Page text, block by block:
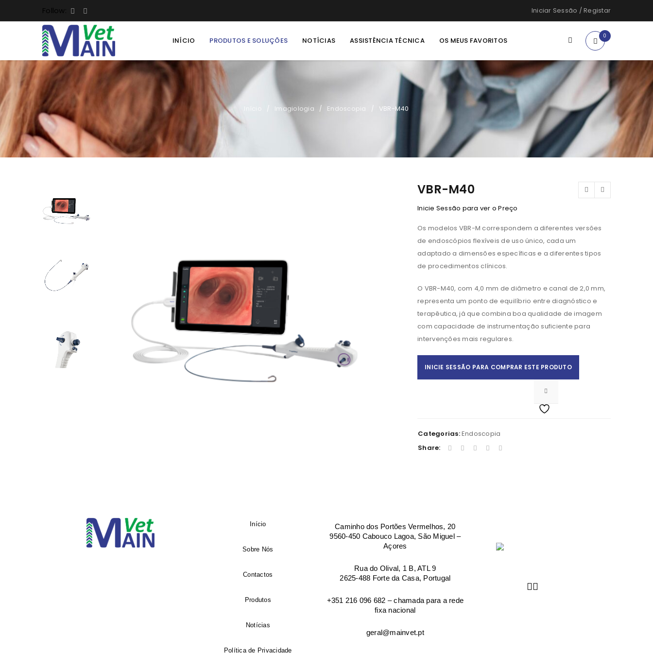
Nome de utilizador ou email*
*
Apelido*
NIF
Morada de facturação
Cidade
Código postal
Follow: Iniciar Sessão /Registar
INÍCIO PRODUTOS E SOLUÇÕES NOTÍCIAS ASSISTÊNCIA TÉCNICA OS MEUS FAVORITOS
0
/ Imagiologia / Endoscopia / VBR-M40
VBR-M40
Inicie Sessão para ver o Preço
Os modelos VBR-M correspondem a diferentes versões
de endoscópios flexíveis de uso único, cada um
adaptado a dimensões específicas e a diferentes tipos
de procedimentos clínicos.
O VBR-M40, com 4,0 mm de diâmetro e canal de 2,0 mm,
representa um ponto de equilíbrio entre diagnóstico e
terapêutica, já que combina boa qualidade de imagem
com capacidade de instrumentação suficiente para
intervenções mais regulares.
INICIE SESSÃO PARA COMPRAR ESTE PRODUTO
Categorias:Endoscopia
Share:
Início
Sobre Nós
Contactos
Produtos
Notícias
Política de Privacidade
Caminho dos Portões Vermelhos, 20
9560-450 Cabouco Lagoa, São Miguel –
Açores
Rua do Olival, 1 B, ATL 9
2625-488 Forte da Casa, Portugal
+351 216 096 682 – chamada para a rede
fixa nacional
geral@mainvet.pt